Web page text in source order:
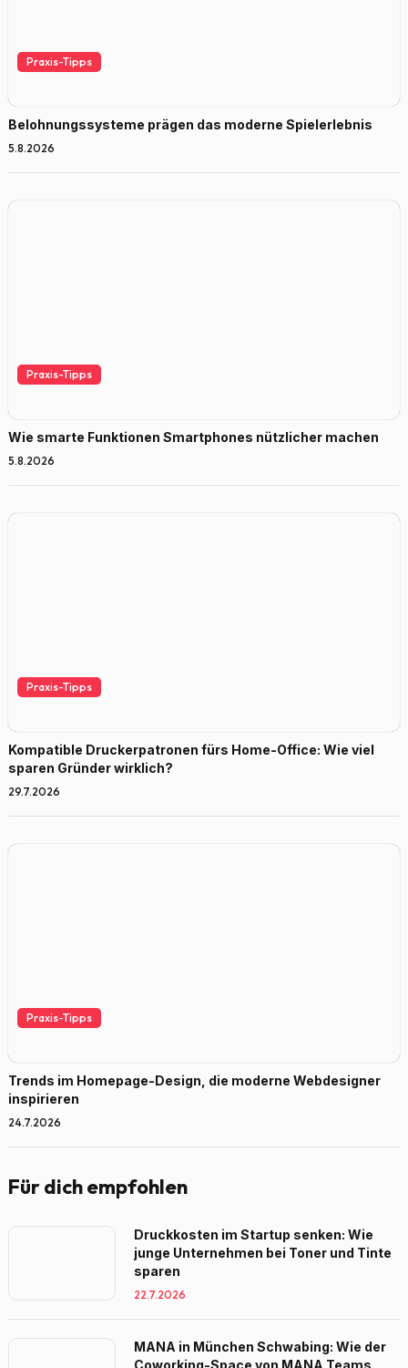
Praxis-Tipps
Belohnungssysteme prägen das moderne Spielerlebnis
5.8.2026
Praxis-Tipps
Wie smarte Funktionen Smartphones nützlicher machen
5.8.2026
Praxis-Tipps
Kompatible Druckerpatronen fürs Home-Office: Wie viel
sparen Gründer wirklich?
29.7.2026
Praxis-Tipps
Trends im Homepage-Design, die moderne Webdesigner
inspirieren
24.7.2026
Für dich empfohlen
Druckkosten im Startup senken: Wie
junge Unternehmen bei Toner und Tinte
sparen
22.7.2026
MANA in München Schwabing: Wie der
Coworking-Space von MANA Teams